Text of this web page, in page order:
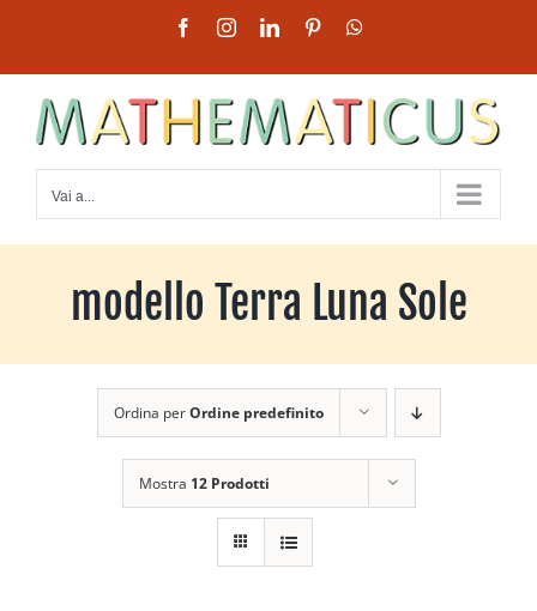
contenuto
FacebookInstagramLinkedInPinterest
Vai a...
modello Terra Luna Sole
Ordina perOrdine predefinito
Mostra 12 Prodotti